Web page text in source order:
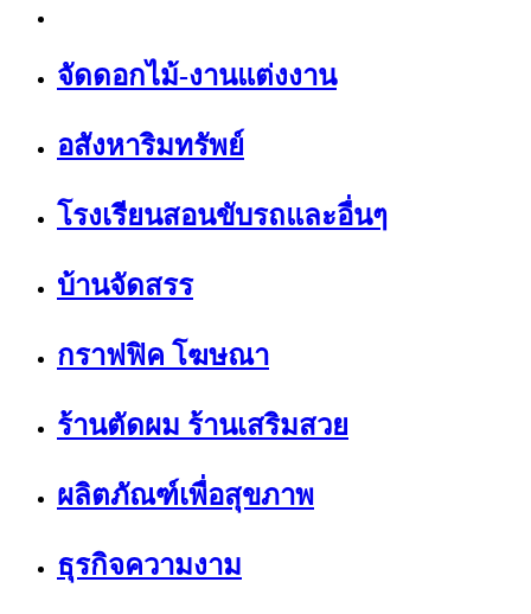
จัดดอกไม้-งานแต่งงาน
อสังหาริมทรัพย์
โรงเรียนสอนขับรถและอื่นๆ
บ้านจัดสรร
กราฟฟิค โฆษณา
ร้านตัดผม ร้านเสริมสวย
ผลิตภัณฑ์เพื่อสุขภาพ
ธุรกิจความงาม